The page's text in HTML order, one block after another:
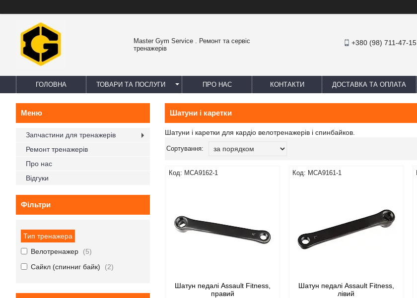
Master Gym Service . Ремонт та сервіс
тренажерів
+380 (98) 711-47-15
ГОЛОВНА ТОВАРИ ТА ПОСЛУГИ ПРО НАС КОНТАКТИ ДОСТАВКА ТА ОПЛАТА
Шатуни і каретки
Шатуни і каретки для кардіо велотренажерів і спинбайков.
MCA9162-1
Шатун педалі Assault Fitness,
правий
MCA9161-1
Шатун педалі Assault Fitness,
лівий
Запчастини для тренажерів
Ремонт тренажерів
Про нас
Відгуки
Фільтри
Тип тренажера
Велотренажер
5
Сайкл (спинниг байк)
2